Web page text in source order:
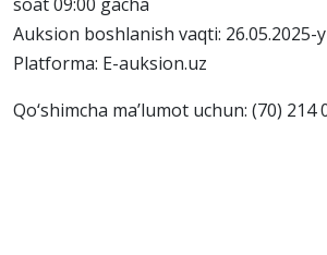
Auksion boshlanish vaqti: 26.05.2025-
Platforma: E-auksion.uz
Qo‘shimcha ma’lumot uchun: (70) 214